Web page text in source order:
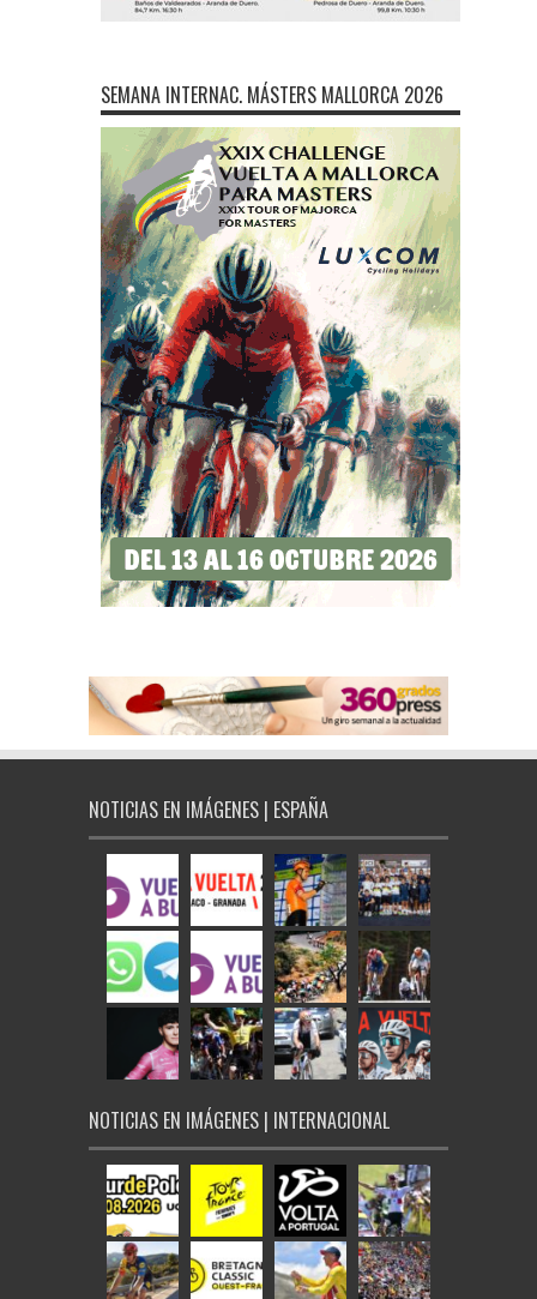
SEMANA INTERNAC. MÁSTERS MALLORCA 2026
NOTICIAS EN IMÁGENES | ESPAÑA
NOTICIAS EN IMÁGENES | INTERNACIONAL